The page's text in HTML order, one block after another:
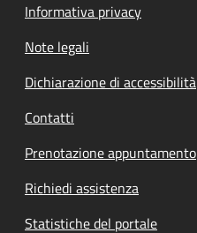
Informativa privacy
Note legali
Dichiarazione di accessibilità
Contatti
Prenotazione appuntamento
Richiedi assistenza
Statistiche del portale